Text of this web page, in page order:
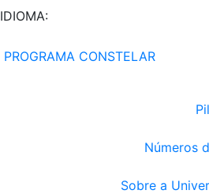
IDIOMA:
PROGRAMA CONSTELAR
Números
Sobre a